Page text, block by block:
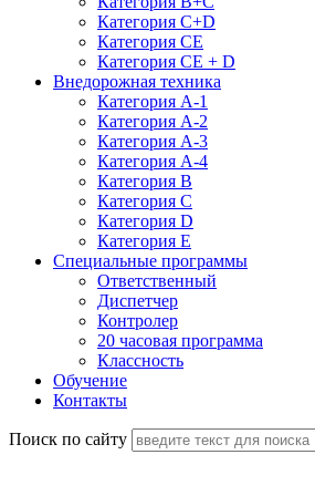
Категория C+D
Категория CE
Категория CE + D
Внедорожная техника
Категория А-1
Категория А-2
Категория А-3
Категория А-4
Категория B
Категория C
Категория D
Категория E
Специальные программы
Ответственный
Диспетчер
Контролер
20 часовая программа
Классность
Обучение
Контакты
Поиск по сайту